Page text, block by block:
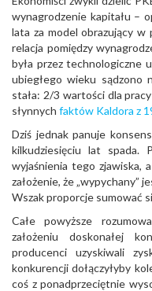
wynagrodzenie kapitału –
lata za model obrazujący
relacja pomiędzy
była przez technologiczne
ubiegłego wieku
stała: 2/3 wartości dla
słynnych faktów Kaldora z
Dziś jednak panuje
kilkudziesięciu lat spada.
wyjaśnienia tego zjawiska,
założenie, że „wypychany”
Wszak proporcje sumować
Całe powyższe
założeniu doskonałej
producenci uzyskiwali
konkurencji dołączyłyby
coś z ponadprzeciętnie